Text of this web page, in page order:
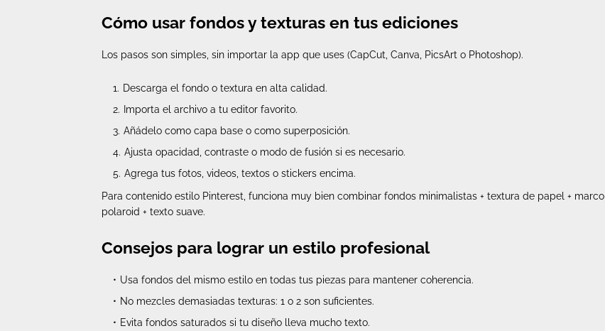
Cómo usar fondos y texturas en tus ediciones
Los pasos son simples, sin importar la app que uses (CapCut, Canva, PicsArt o Photoshop).
Descarga el fondo o textura en alta calidad.
Importa el archivo a tu editor favorito.
Añádelo como capa base o como superposición.
Ajusta opacidad, contraste o modo de fusión si es necesario.
Agrega tus fotos, videos, textos o stickers encima.
Para contenido estilo Pinterest, funciona muy bien combinar fondos minimalistas + textura de papel + marco
polaroid + texto suave.
Consejos para lograr un estilo profesional
Usa fondos del mismo estilo en todas tus piezas para mantener coherencia.
No mezcles demasiadas texturas: 1 o 2 son suficientes.
Evita fondos saturados si tu diseño lleva mucho texto.